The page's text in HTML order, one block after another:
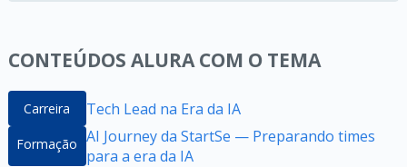
CONTEÚDOS ALURA COM O TEMA
Carreira Tech Lead na Era da IA
Formação AI Journey da StartSe — Preparando times
para a era da IA